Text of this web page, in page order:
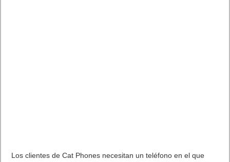
Los clientes de Cat Phones necesitan un teléfono en el que